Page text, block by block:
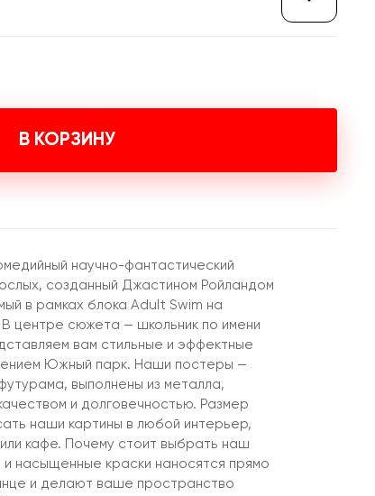
В КОРЗИНУ
научно-фантастический
созданный Джастином Ройландом
в рамках блока Adult Swim на
центре сюжета — школьник по имени
вам стильные и эффектные
Южный парк. Наши постеры —
выполнены из металла,
и долговечностью. Размер
наши картины в любой интерьер,
кафе. Почему стоит выбрать наш
насыщенные краски наносятся прямо
и делают ваше пространство